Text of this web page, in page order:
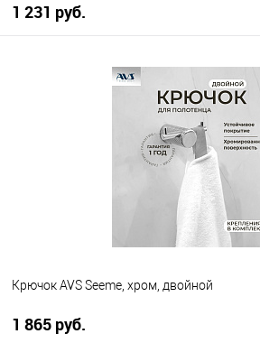
1 231 руб.
В корзину
В
Крючок AVS Seeme, хром, двойной
1 865 руб.